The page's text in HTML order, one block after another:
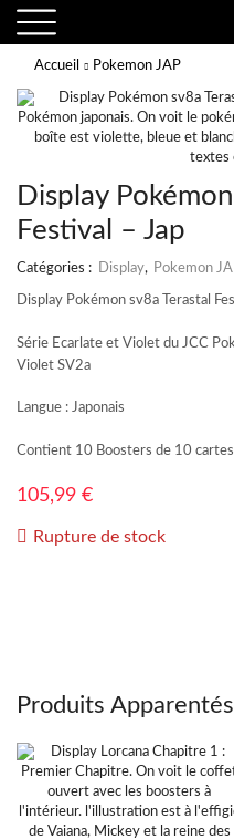
Accueil Pokemon JAP
Display
Festival – Jap
Catégories : Display, Pokemon
Display Pokémon sv8a Terastal
Série Ecarlate et Violet du JCC
Violet SV2a
Langue : Japonais
Contient 10 Boosters de 10 cartes
105,99 €
Rupture de stock
Produits Apparentés